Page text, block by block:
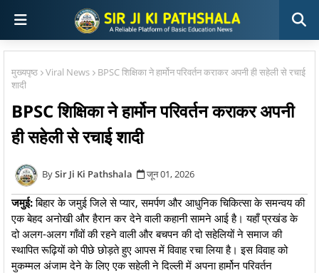
मुख्यपृष्ठ Viral News
BPSC शिक्षिका ने हार्मोन परिवर्तन कराकर अपनी ही सहेली से रचाई
शादी
BPSC शिक्षिका ने हार्मोन परिवर्तन कराकर अपनी
ही सहेली से रचाई शादी
Sir Ji Ki Pathshala जून 01, 2026
जमुई:बिहार के जमुई जिले से प्यार, समर्पण और आधुनिक चिकित्सा के समन्वय की
एक बेहद अनोखी और हैरान कर देने वाली कहानी सामने आई है। यहाँ प्रखंड के
दो अलग-अलग गाँवों की रहने वाली और बचपन की दो सहेलियों ने समाज की
स्थापित रूढ़ियों को पीछे छोड़ते हुए आपस में विवाह रचा लिया है। इस विवाह को
मुकम्मल अंजाम देने के लिए एक सहेली ने दिल्ली में अपना हार्मोन परिवर्तन